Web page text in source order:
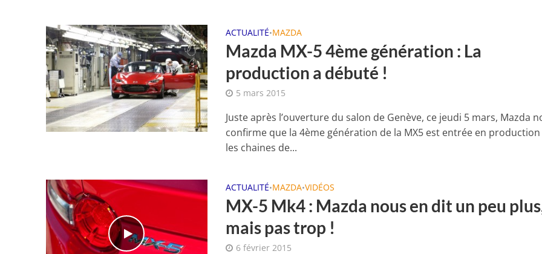
ACTUALITÉ•MAZDA
Mazda MX-5 4ème génération : La
production a débuté !
5 mars 2015
Juste après l’ouverture du salon de Genève, ce jeudi 5 mars, Mazda
confirme que la 4ème génération de la MX5 est entrée en
les chaines de...
ACTUALITÉ•MAZDA•VIDÉOS
MX-5 Mk4 : Mazda nous en dit un peu
mais pas trop !
6 février 2015